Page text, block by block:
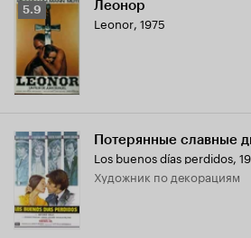
Рейтинг
Кинопоиска
5.9
5.9 Леонор
Leonor, 1975
Потерянные славные
Los buenos días perdidos,
Художник по декорациям